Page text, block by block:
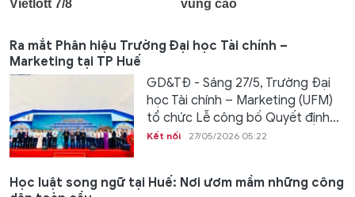
Ra mắt Phân hiệu Trường Đại học Tài chính –
Marketing tại TP Huế
GD&TĐ - Sáng 27/5, Trường Đại
học Tài chính – Marketing (UFM)
tổ chức Lễ công bố Quyết định...
Kết nối 27/05/2026 05:22
Học luật song ngữ tại Huế: Nơi ươm mầm những công